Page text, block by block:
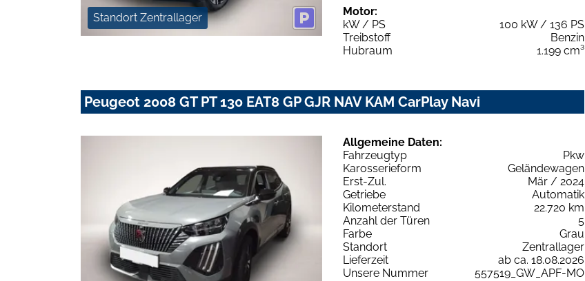
Standort Zentrallager
Motor:
kW / PS
100 kW / 136 PS
Treibstoff
Benzin
Hubraum
1.199 cm³
Peugeot 2008 GT PT 130 EAT8 GP GJR NAV KAM CarPlay Navi
Allgemeine Daten:
Fahrzeugtyp
Pkw
Karosserieform
Geländewagen
Erst-Zul.
Mär / 2024
Getriebe
Automatik
Kilometerstand
22.720 km
Anzahl der Türen
5
Farbe
Grau
Standort
Zentrallager
Lieferzeit
ab ca. 18.08.2026
Unsere Nummer
557519_GW_APF-MO